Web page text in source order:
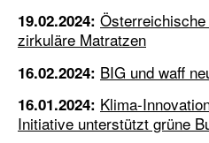
19.02.2024:
zirkuläre Matratzen
16.02.2024: BIG und waff
16.01.2024: Klima-
Initiative unterstützt grüne